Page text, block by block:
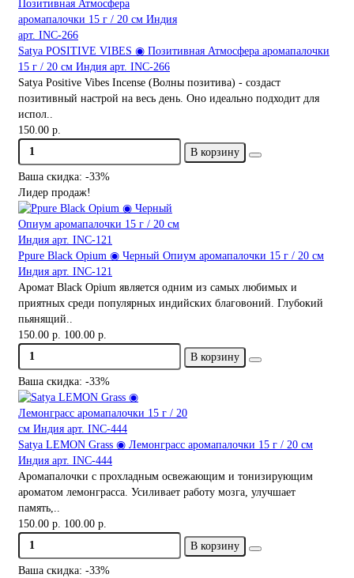
Satya POSITIVE VIBES ◉ Позитивная Атмосфера аромапалочки
15 г / 20 см Индия арт. INC-266
Satya Positive Vibes Incense (Волны позитива) - создаст
позитивный настрой на весь день. Оно идеально подходит для
испол..
150.00 р.
В корзину
Ваша скидка: -33%
Лидер продаж!
Ppure Black Opium ◉ Черный Опиум аромапалочки 15 г / 20 см
Индия арт. INC-121
Аромат Black Opium является одним из самых любимых и
приятных среди популярных индийских благовоний. Глубокий
пьянящий..
150.00 р. 100.00 р.
В корзину
Ваша скидка: -33%
Satya LEMON Grass ◉ Лемонграсс аромапалочки 15 г / 20 см
Индия арт. INC-444
Аромапалочки с прохладным освежающим и тонизирующим
ароматом лемонграсса. Усиливает работу мозга, улучшает
память,..
150.00 р. 100.00 р.
В корзину
Ваша скидка: -33%